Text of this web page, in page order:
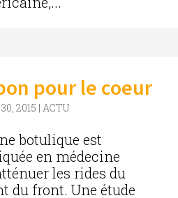
pour le coeur
2015 | ACTU
botulique est
en médecine
les rides du
du front. Une étude